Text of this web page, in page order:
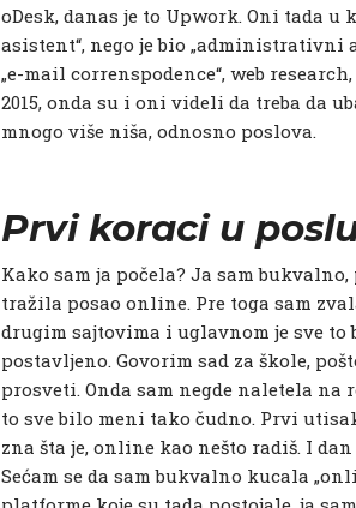
oDesk, danas je to Upwork. Oni tada
asistent“, nego je bio „administrativni
„e-mail correnspodence“, web
2015, onda su i oni videli da treba da
mnogo više niša, odnosno poslova.
Prvi koraci u
Kako sam ja počela? Ja sam
tražila posao online. Pre toga sam
drugim sajtovima i uglavnom je sve
postavljeno. Govorim sad za škole,
prosveti. Onda sam negde naletela
to sve bilo meni tako čudno. Prvi
zna šta je, online kao nešto radiš. I dan
Sećam se da sam bukvalno kucala